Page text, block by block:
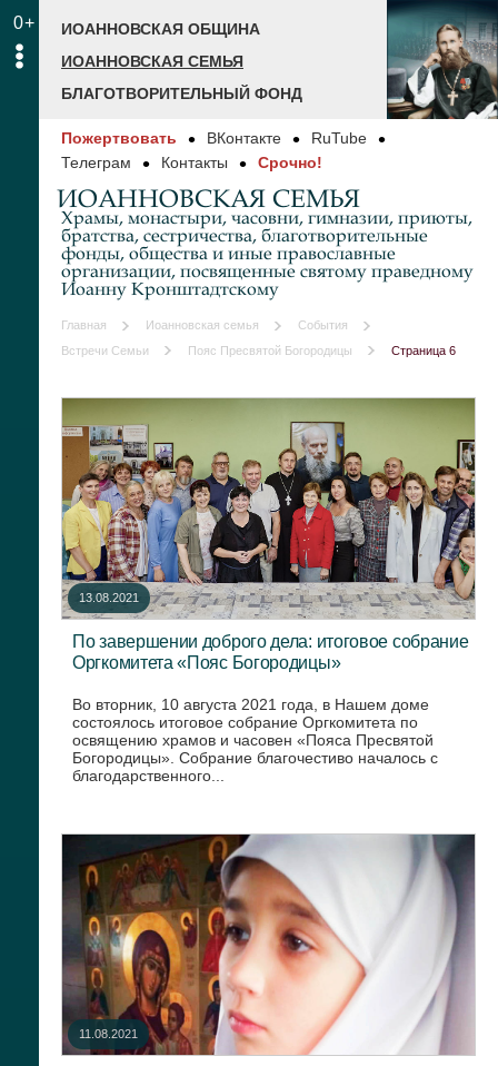
0+
ИОАННОВСКАЯ ОБЩИНА
ИОАННОВСКАЯ СЕМЬЯ
БЛАГОТВОРИТЕЛЬНЫЙ ФОНД
Пожертвовать ВКонтакте
RuTube
Телеграм
Контакты Срочно!
ИОАННОВСКАЯ СЕМЬЯ
Храмы, монастыри, часовни, гимназии, приюты,
братства, сестричества, благотворительные
фонды, общества и иные православные
организации, посвященные святому праведному
Иоанну Кронштадтскому
Главная Иоанновская семья
События
Встречи Семьи
Пояс Пресвятой Богородицы Страница 6
13.08.2021
По завершении доброго дела: итоговое собрание
Оргкомитета «Пояс Богородицы»
Во вторник, 10 августа 2021 года, в Нашем доме
состоялось итоговое собрание Оргкомитета по
освящению храмов и часовен «Пояса Пресвятой
Богородицы». Собрание благочестиво началось с
благодарственного...
11.08.2021